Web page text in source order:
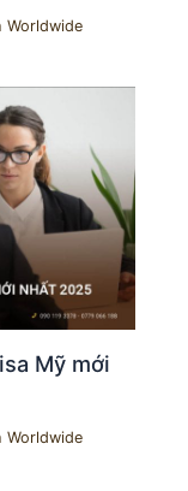
Worldwide
Mỹ mới
Worldwide